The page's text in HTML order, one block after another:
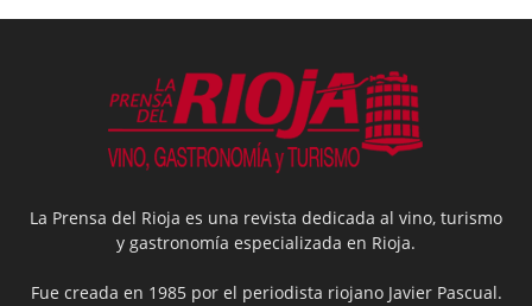
La Prensa del Rioja es una revista dedicada al vino, turismo
y gastronomía especializada en Rioja.
Fue creada en 1985 por el periodista riojano Javier Pascual.